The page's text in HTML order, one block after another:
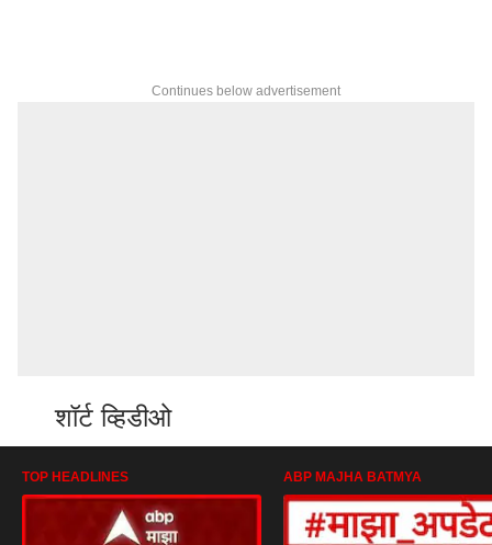
Continues below advertisement
शॉर्ट व्हिडीओ
TOP HEADLINES ABP MAJHA BATMYA